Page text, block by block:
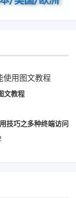
文教程
技巧之多种终端访问